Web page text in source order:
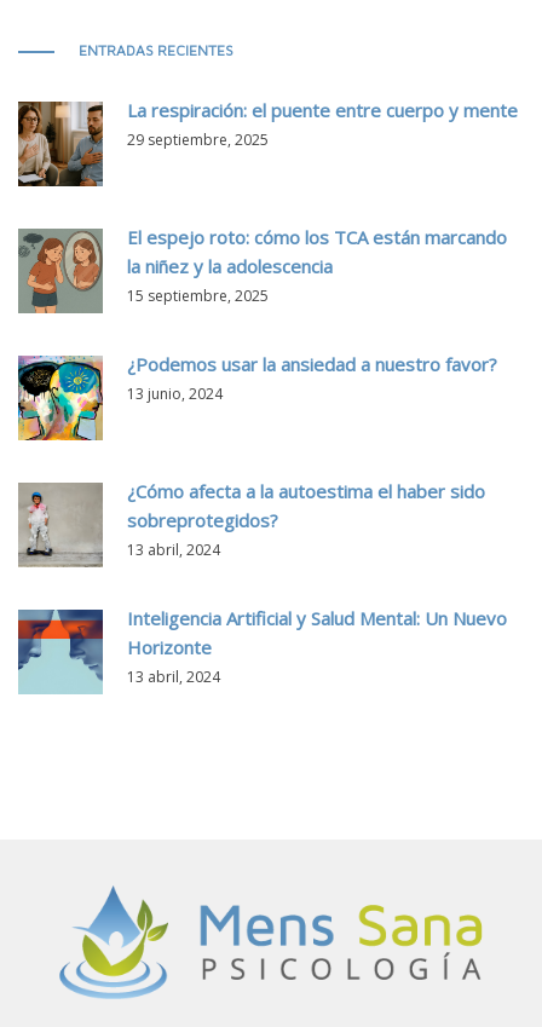
ENTRADAS RECIENTES
La respiración: el puente entre cuerpo y mente
29 septiembre, 2025
El espejo roto: cómo los TCA están marcando
la niñez y la adolescencia
15 septiembre, 2025
¿Podemos usar la ansiedad a nuestro favor?
13 junio, 2024
¿Cómo afecta a la autoestima el haber sido
sobreprotegidos?
13 abril, 2024
Inteligencia Artificial y Salud Mental: Un Nuevo
Horizonte
13 abril, 2024